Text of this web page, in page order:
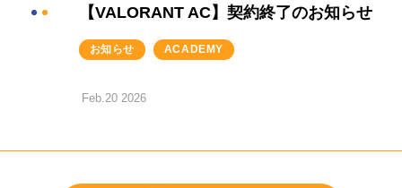
【VALORANT AC】契約終了のお知らせ
お知らせ ACADEMY
Feb.20 2026